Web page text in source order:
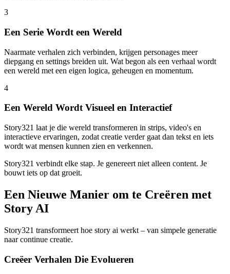
3
Een Serie Wordt een Wereld
Naarmate verhalen zich verbinden, krijgen personages meer
diepgang en settings breiden uit. Wat begon als een verhaal wordt
een wereld met een eigen logica, geheugen en momentum.
4
Een Wereld Wordt Visueel en Interactief
Story321 laat je die wereld transformeren in strips, video's en
interactieve ervaringen, zodat creatie verder gaat dan tekst en iets
wordt wat mensen kunnen zien en verkennen.
Story321 verbindt elke stap. Je genereert niet alleen content. Je
bouwt iets op dat groeit.
Een Nieuwe Manier om te Creëren met
Story AI
Story321 transformeert hoe story ai werkt – van simpele generatie
naar continue creatie.
Creëer Verhalen Die Evolueren